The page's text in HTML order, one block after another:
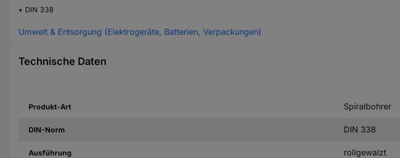
DIN 338
Umwelt & Entsorgung (Elektrogeräte, Batterien, Verpackungen)
Technische Daten
Produkt-Art Spiralbohrer
DIN-Norm DIN 338
Ausführung rollgewalzt